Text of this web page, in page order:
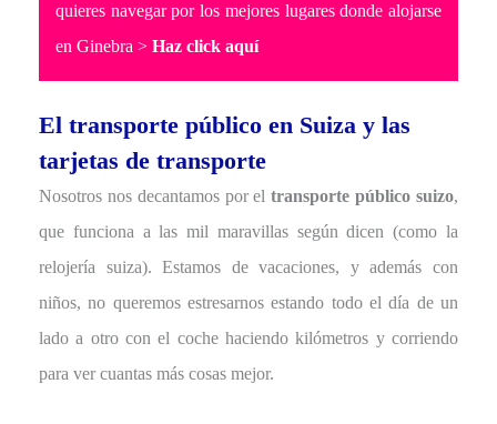
quieres navegar por los mejores lugares donde alojarse
en Ginebra > Haz click aquí
El transporte público en Suiza y las
tarjetas de transporte
Nosotros nos decantamos por eltransporte público suizo,
que funciona a las mil maravillas según dicen (como la
relojería suiza). Estamos de vacaciones, y además con
niños, no queremos estresarnos estando todo el día de un
lado a otro con el coche haciendo kilómetros y corriendo
para ver cuantas más cosas mejor.